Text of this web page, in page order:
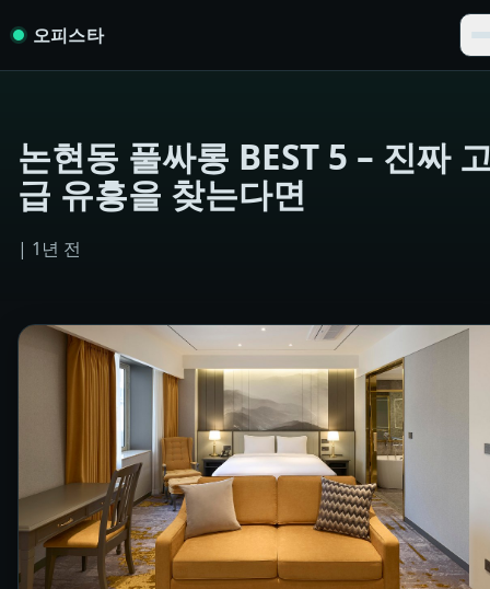
오피스타
논현동 풀싸롱 BEST 5 – 진짜
급 유흥을 찾는다면
| 1년 전